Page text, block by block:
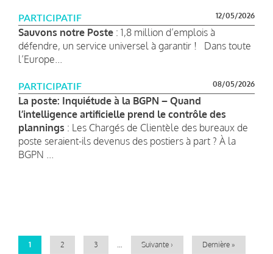
PARTICIPATIF 12/05/2026
Sauvons notre Poste : 1,8 million d’emplois à
défendre, un service universel à garantir ! Dans toute
l’Europe...
PARTICIPATIF 08/05/2026
La poste: Inquiétude à la BGPN – Quand
l’intelligence artificielle prend le contrôle des
plannings : Les Chargés de Clientèle des bureaux de
poste seraient-ils devenus des postiers à part ? À la
BGPN ...
Page
1 Page
2 Page
3
Page
Suivante ›
Dernière
Dernière »